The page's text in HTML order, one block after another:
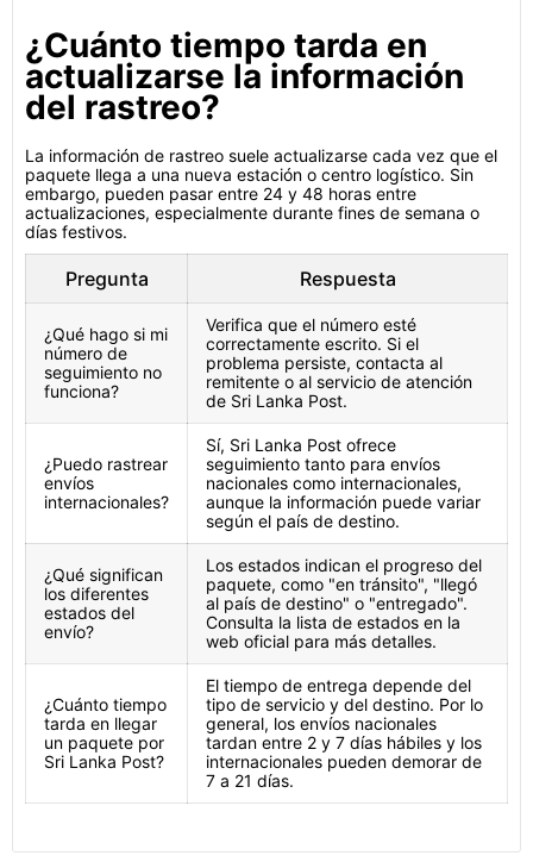
¿Cuánto tiempo tarda en
actualizarse la información
del rastreo?
La información de rastreo suele actualizarse cada vez que el
paquete llega a una nueva estación o centro logístico. Sin
embargo, pueden pasar entre 24 y 48 horas entre
actualizaciones, especialmente durante fines de semana o
días festivos.
Pregunta Respuesta
¿Qué hago si mi
número de
seguimiento no
funciona?
Verifica que el número esté
correctamente escrito. Si el
problema persiste, contacta al
remitente o al servicio de atención
de Sri Lanka Post.
¿Puedo rastrear
envíos
internacionales?
Sí, Sri Lanka Post ofrece
seguimiento tanto para envíos
nacionales como internacionales,
aunque la información puede variar
según el país de destino.
¿Qué significan
los diferentes
estados del
envío?
Los estados indican el progreso del
paquete, como "en tránsito", "llegó
al país de destino" o "entregado".
Consulta la lista de estados en la
web oficial para más detalles.
¿Cuánto tiempo
tarda en llegar
un paquete por
Sri Lanka Post?
El tiempo de entrega depende del
tipo de servicio y del destino. Por lo
general, los envíos nacionales
tardan entre 2 y 7 días hábiles y los
internacionales pueden demorar de
7 a 21 días.